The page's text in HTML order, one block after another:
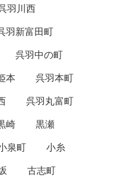
羽川西
羽新富田町
呉羽中の町
本
呉羽本町
呉羽丸富町
崎
黒瀬
泉町
小糸
古志町